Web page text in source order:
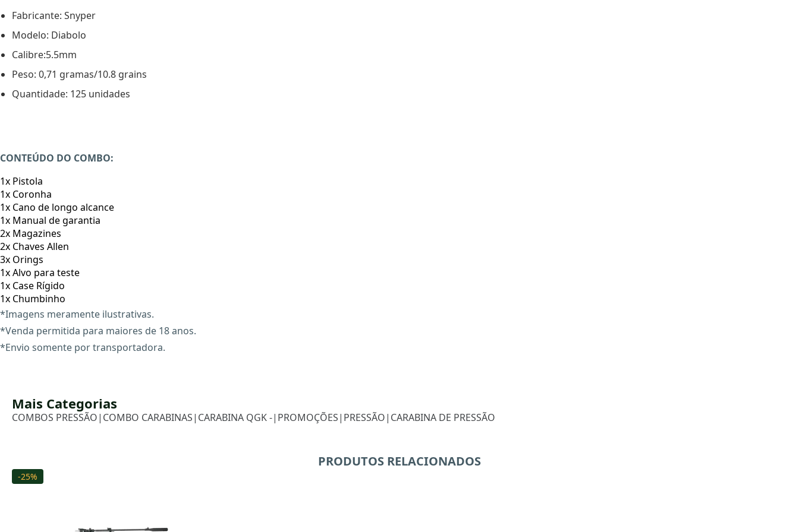
Fabricante: Snyper
Modelo: Diabolo
Calibre:5.5mm
Peso: 0,71 gramas/10.8 grains
Quantidade: 125 unidades
CONTEÚDO DO COMBO:
1x Pistola
1x Coronha
1x Cano de longo alcance
1x Manual de garantia
2x Magazines
2x Chaves Allen
3x Orings
1x Alvo para teste
1x Case Rígido
1x Chumbinho
*Imagens meramente ilustrativas.
*Venda permitida para maiores de 18 anos.
*Envio somente por transportadora.
Mais Categorias
COMBOS PRESSÃO| COMBO CARABINAS| CARABINA QGK -| PROMOÇÕES| PRESSÃO| CARABINA DE PRESSÃO
PRODUTOS RELACIONADOS
-25%